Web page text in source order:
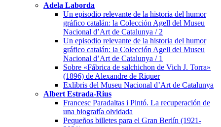
Adela Laborda
Un episodio relevante de la historia del humor
gráfico catalán: la Colección Agell del Museu
Nacional d’Art de Catalunya / 2
Un episodio relevante de la historia del humor
gráfico catalán: la Colección Agell del Museu
Nacional d’Art de Catalunya / 1
Sobre «Fábrica de salchichon de Vich J. Torra»
(1896) de Alexandre de Riquer
Exlibris del Museu Nacional d’Art de Catalunya
Albert Estrada-Rius
Francesc Paradaltas i Pintó. La recuperación de
una biografía olvidada
Pequeños billetes para el Gran Berlín (1921-